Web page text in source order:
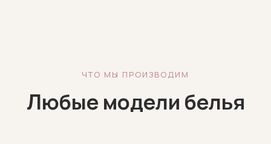
ЧТО МЫ ПРОИЗВОДИМ
Любые модели белья